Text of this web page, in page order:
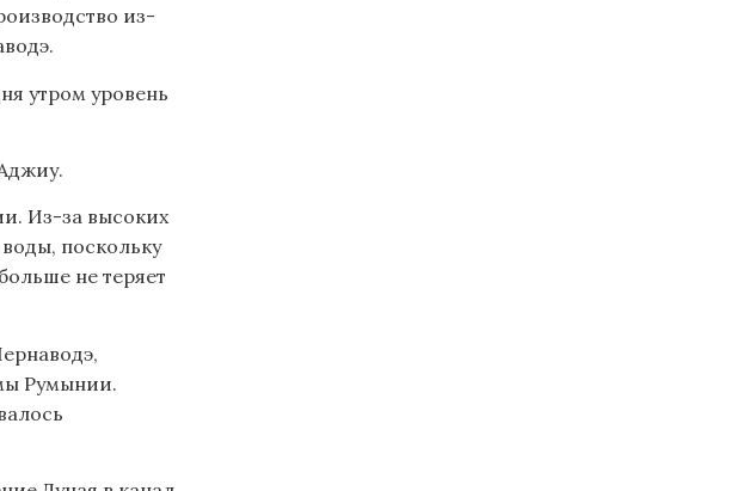
из-
утром уровень
Из-за высоких
поскольку
не теряет
Румынии.